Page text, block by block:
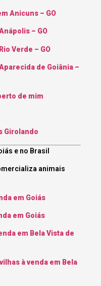
Anicuns – GO
– GO
Verde – GO
de Goiânia –
de mim
Girolando
e no Brasil
animais
em Goiás
em Goiás
em Bela Vista de
à venda em Bela